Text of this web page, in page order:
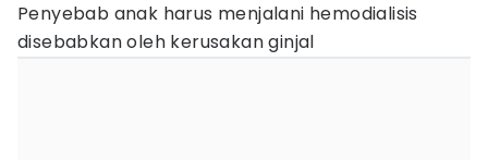
Penyebab anak harus menjalani hemodialisis
disebabkan oleh kerusakan ginjal